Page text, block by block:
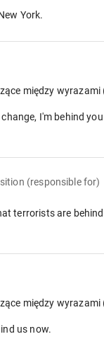
York.
między wyrazami
I'm behind you
(responsible for)
terrorists are behind
między wyrazami
us now.